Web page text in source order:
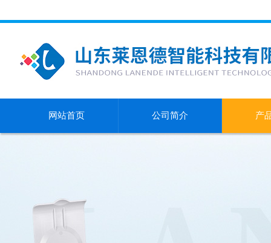
网站首页 公司简介 产